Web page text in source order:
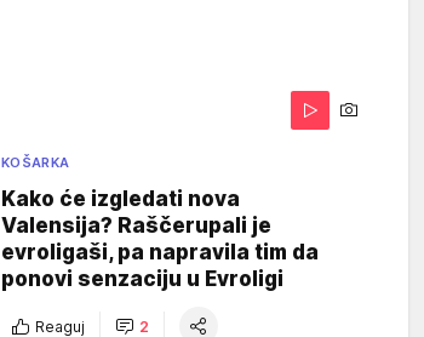
KOŠARKA
Kako će izgledati nova
Valensija? Raščerupali je
evroligaši, pa napravila tim da
ponovi senzaciju u Evroligi
Reaguj 2